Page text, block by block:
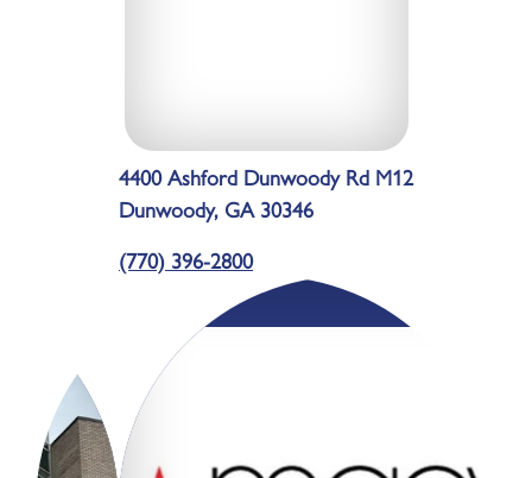
4400 Ashford Dunwoody Rd M12
Dunwoody, GA 30346
(770) 396-2800